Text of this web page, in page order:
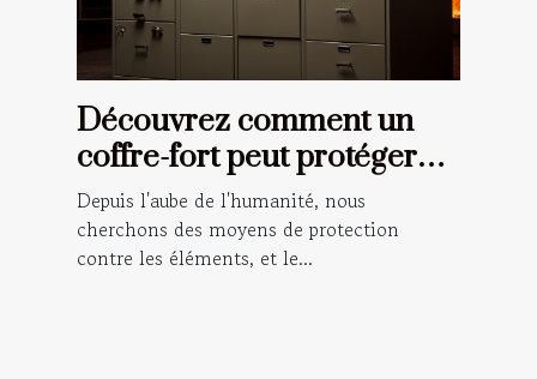
Découvrez comment un
coffre-fort peut protéger
vos documents importants
en cas d'incendie
Depuis l'aube de l'humanité, nous
cherchons des moyens de protection
contre les éléments, et le...